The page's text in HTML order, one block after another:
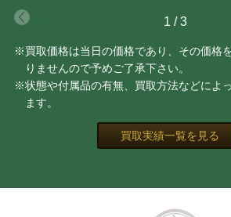
1 /3
※買取価格は当日の価格であり、その価格
りませんので予めご了承下さい。
※状態や付属品の有無、買取方法などによ
ます。
買取実績一覧を見る